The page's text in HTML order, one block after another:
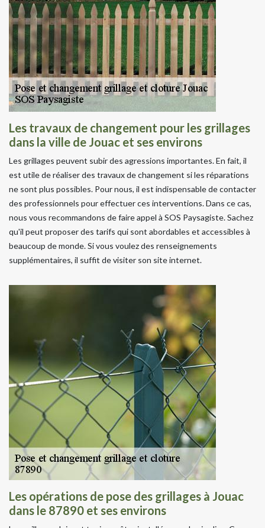
Les travaux de changement pour les grillages
dans la ville de Jouac et ses environs
Les grillages peuvent subir des agressions importantes. En fait, il
est utile de réaliser des travaux de changement si les réparations
ne sont plus possibles. Pour nous, il est indispensable de contacter
des professionnels pour effectuer ces interventions. Dans ce cas,
nous vous recommandons de faire appel à SOS Paysagiste. Sachez
qu'il peut proposer des tarifs qui sont abordables et accessibles à
beaucoup de monde. Si vous voulez des renseignements
supplémentaires, il suffit de visiter son site internet.
Les opérations de pose des grillages à Jouac
dans le 87890 et ses environs